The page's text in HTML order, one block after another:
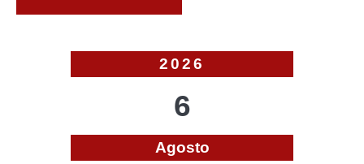
2026
6
Agosto